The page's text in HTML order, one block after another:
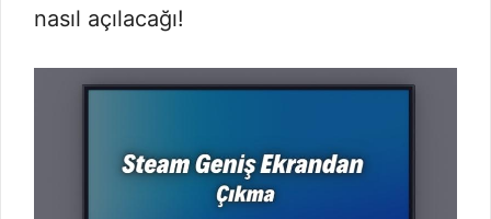
nasıl açılacağı!